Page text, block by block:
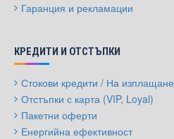
Гаранция и рекламации
КРЕДИТИ И ОТСТЪПКИ
Стокови кредити / На изплащане
Отстъпки с карта (VIP, Loyal)
Пакетни оферти
Енергийна ефективност